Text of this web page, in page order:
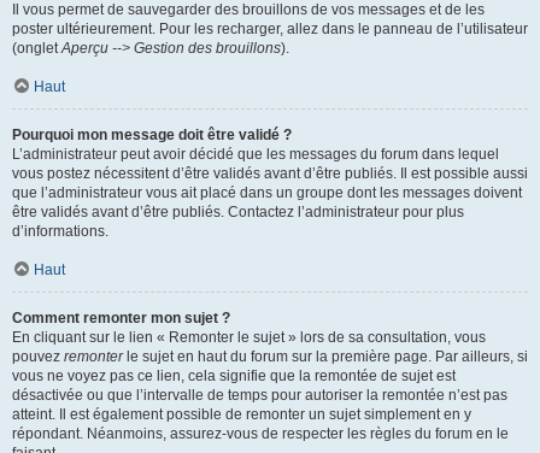
Il vous permet de sauvegarder des brouillons de vos messages et de les
poster ultérieurement. Pour les recharger, allez dans le panneau de l’utilisateur
(ongletAperçu --> Gestion des brouillons).
Haut
Pourquoi mon message doit être validé ?
L’administrateur peut avoir décidé que les messages du forum dans lequel
vous postez nécessitent d’être validés avant d’être publiés. Il est possible aussi
que l’administrateur vous ait placé dans un groupe dont les messages doivent
être validés avant d’être publiés. Contactez l’administrateur pour plus
d’informations.
Haut
Comment remonter mon sujet ?
En cliquant sur le lien « Remonter le sujet » lors de sa consultation, vous
pouvez remonterle sujet en haut du forum sur la première page. Par ailleurs, si
vous ne voyez pas ce lien, cela signifie que la remontée de sujet est
désactivée ou que l’intervalle de temps pour autoriser la remontée n’est pas
atteint. Il est également possible de remonter un sujet simplement en y
répondant. Néanmoins, assurez-vous de respecter les règles du forum en le